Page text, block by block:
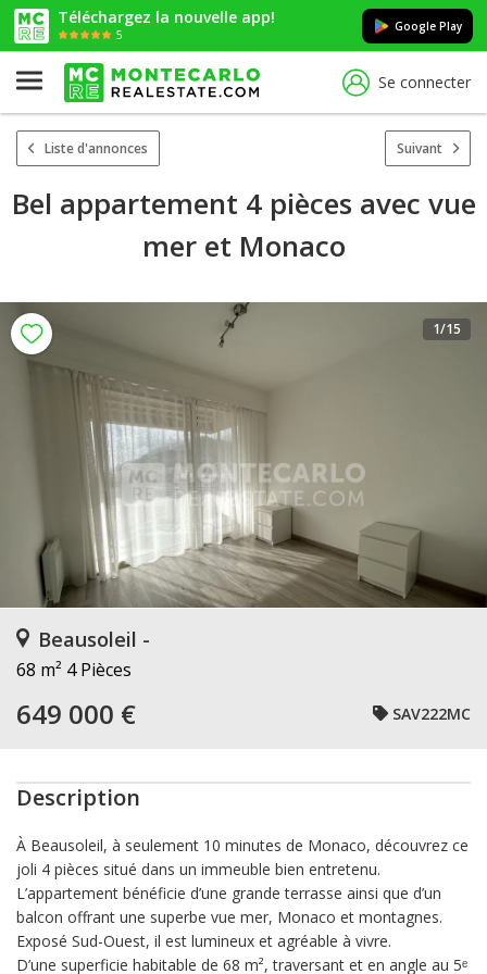
Téléchargez la nouvelle app!
5
Google Play
Se connecter
Liste d'annonces Suivant
Bel appartement 4 pièces avec vue
mer et Monaco
1/15
Beausoleil -
68 m² 4 Pièces
649 000 € SAV222MC
Description
À Beausoleil, à seulement 10 minutes de Monaco, découvrez ce
joli 4 pièces situé dans un immeuble bien entretenu.
L’appartement bénéficie d’une grande terrasse ainsi que d’un
balcon offrant une superbe vue mer, Monaco et montagnes.
Exposé Sud-Ouest, il est lumineux et agréable à vivre.
D’une superficie habitable de 68 m², traversant et en angle au 5ᵉ